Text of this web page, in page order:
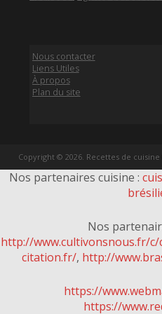
Nous contacter
Liens Utiles
À propos
Plan du site
Copyright © 2026. Recettes de
Nos partenaires cuisine :
Nos
http://www.cultivonsnous.fr/
citation.fr/, http://
https://
https://